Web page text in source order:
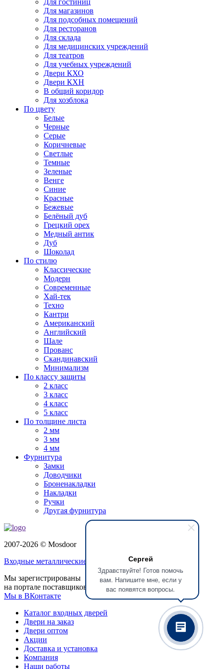
Сергей
Здравствуйте! Готов помочь
вам. Напишите мне, если у
вас появятся вопросы.
Для гостиниц
Для магазинов
Для подсобных помещений
Для ресторанов
Для склада
Для медицинских учреждений
Для театров
Для учебных учреждений
Двери КХО
Двери КХН
В общий коридор
Для хозблока
По цвету
Белые
Черные
Серые
Коричневые
Светлые
Темные
Зеленые
Венге
Синие
Красные
Бежевые
Белёный дуб
Грецкий орех
Медный антик
Дуб
Шоколад
По стилю
Классические
Модерн
Современные
Хай-тек
Техно
Кантри
Американский
Английский
Шале
Прованс
Скандинавский
Минимализм
По классу защиты
2 класс
3 класс
4 класс
5 класс
По толщине листа
2 мм
3 мм
4 мм
Фурнитура
Замки
Доводчики
Броненакладки
Накладки
Ручки
Другая фурнитура
2007-2026 © Mosdoor
Входные металлические двери
в Домодедово
Мы зарегистрированы
на портале поставщиков
Мы в ВКонтакте
Каталог входных дверей
Двери на заказ
Двери оптом
Акции
Доставка и установка
Компания
Наши работы